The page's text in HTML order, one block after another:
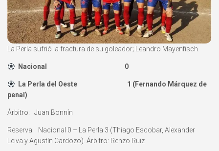
La Perla sufrió la fractura de su goleador; Leandro Mayenfisch.
Nacional 0
La Perla del Oeste 1 (Fernando Márquez de
penal)
Árbitro: Juan Bonnín
Reserva: Nacional 0 – La Perla 3 (Thiago Escobar, Alexander
Leiva y Agustín Cardozo). Árbitro: Renzo Ruiz